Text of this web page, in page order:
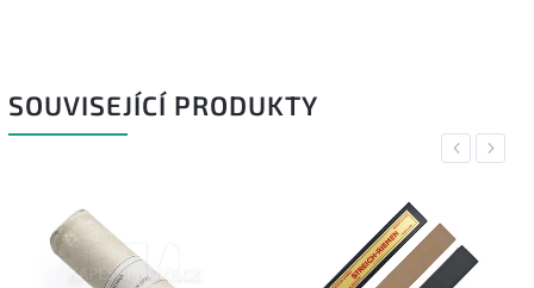
SOUVISEJÍCÍ PRODUKTY
Previous
Next